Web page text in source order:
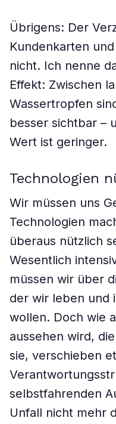
Übrigens: Der
Kundenkarten
nicht. Ich nenne
Effekt: Zwischen
Wassertropfen
besser sichtbar –
Wert ist geringer.
Technologien
Wir müssen uns
Technologien
überaus nützlich
Wesentlich
müssen wir über
der wir leben und
wollen. Doch wie
aussehen wird,
sie, verschieben
selbstfahrenden
Unfall nicht mehr